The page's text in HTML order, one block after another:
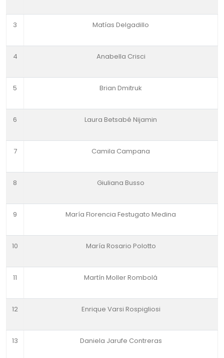
3 Matías Delgadillo
4 Anabella Crisci
5 Brian Dmitruk
6 Laura Betsabé Nijamin
7 Camila Campana
8 Giuliana Busso
9 María Florencia Festugato Medina
10 María Rosario Polotto
11 Martín Moller Rombolá
12 Enrique Varsi Rospigliosi
13 Daniela Jarufe Contreras